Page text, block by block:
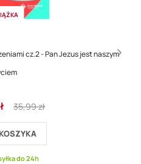
cz.2 - Pan Jezus jest naszym
Regular
Price
35,99 zł
do 24h